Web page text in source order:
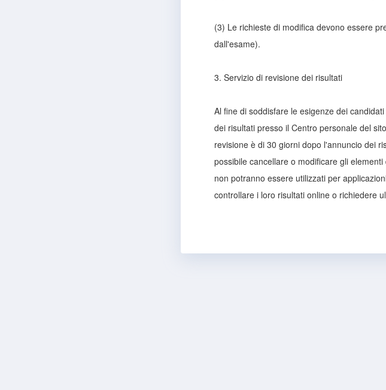
(3) Le richieste di modifica devono essere
dall'esame).
3. Servizio di revisione dei risultati
Al fine di soddisfare le esigenze dei
dei risultati presso il Centro personale del
revisione è di 30 giorni dopo l'annuncio dei
possibile cancellare o modificare gli
non potranno essere utilizzati per
controllare i loro risultati online o richiedere